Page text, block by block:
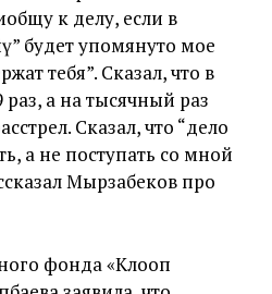
к делу, если в
будет упомянуто мое
тебя”. Сказал, что в
а на тысячный раз
Сказал, что “дело
а не поступать со мной
Мырзабеков про
фонда «Клооп